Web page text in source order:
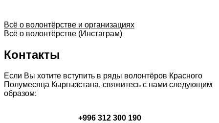
Всё о волонтёрстве и организациях
Всё о волонтёрстве (Инстаграм)
Контакты
Если Вы хотите вступить в ряды волонтёров Красного
Полумесяца Кыргызстана, свяжитесь с нами следующим
образом:
+996 312 300 190